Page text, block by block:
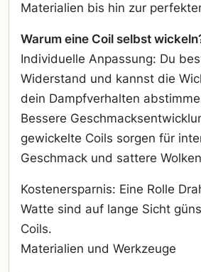
Materialien bis hin zur
Warum eine Coil selbst
Individuelle Anpassung: Du
Widerstand und kannst die
dein Dampfverhalten
Bessere
gewickelte Coils sorgen für
Geschmack und sattere
Kostenersparnis: Eine Rolle
Watte sind auf lange Sicht
Coils.
Materialien und Werkzeuge